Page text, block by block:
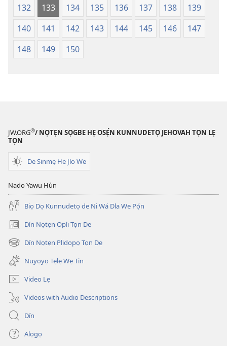
132
133 134 135 136 137 138
139
140
141 142 143 144 145 146
147
148
149 150
JW.ORG®/ NỌTẸN SỌGBE HẸ OSẸ́N KUNNUDETỌ JEHOVAH TỌN LẸ
TỌN
De Sinmẹ He Jlo We
Nado Yawu Hùn
Biọ Dọ Kunnudetọ de Ni Wá Dla We Pọ́n
Dín Nọtẹn Opli Tọn De
(opens
new
window)
Dín Nọtẹn Plidopọ Tọn De
(opens
new
window)
Nuyọyọ Tẹlẹ Wẹ Tin
Video Lẹ
Videos with Audio Descriptions
Dín
Alọgọ